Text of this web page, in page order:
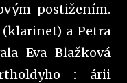
postižením.
a Petra
Eva Blažková
: árii